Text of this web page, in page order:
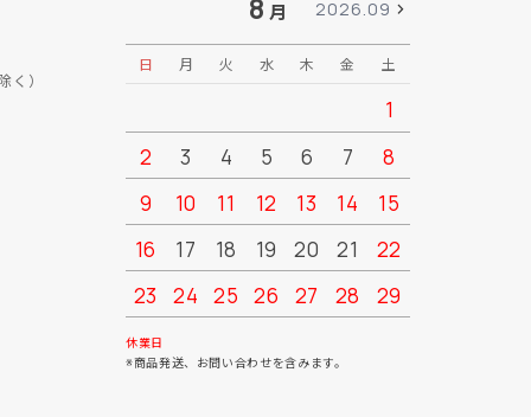
く）
8 月 2026.09
日 月 火 水 木 金 土
1
2
3 4 5 6 7
8
9
10 11 12 13 14
15
16
17 18 19 20 21
22
23
24 25 26 27 28
29
30
休業日
※商品発送、お問い合わせを含みます。